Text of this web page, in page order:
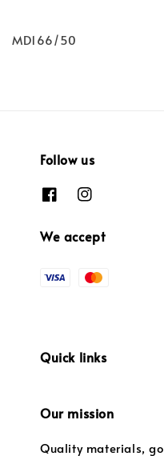
MD166/50
Follow us
We accept
Quick links
Our mission
Quality materials,